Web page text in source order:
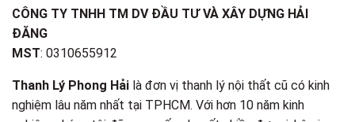
CÔNG TY TNHH TM DV ĐẦU TƯ VÀ XÂY DỰNG HẢI
ĐĂNG
MST: 0310655912
Thanh Lý Phong Hải là đơn vị thanh lý nội thất cũ có kinh
nghiệm lâu năm nhất tại TPHCM. Với hơn 10 năm kinh